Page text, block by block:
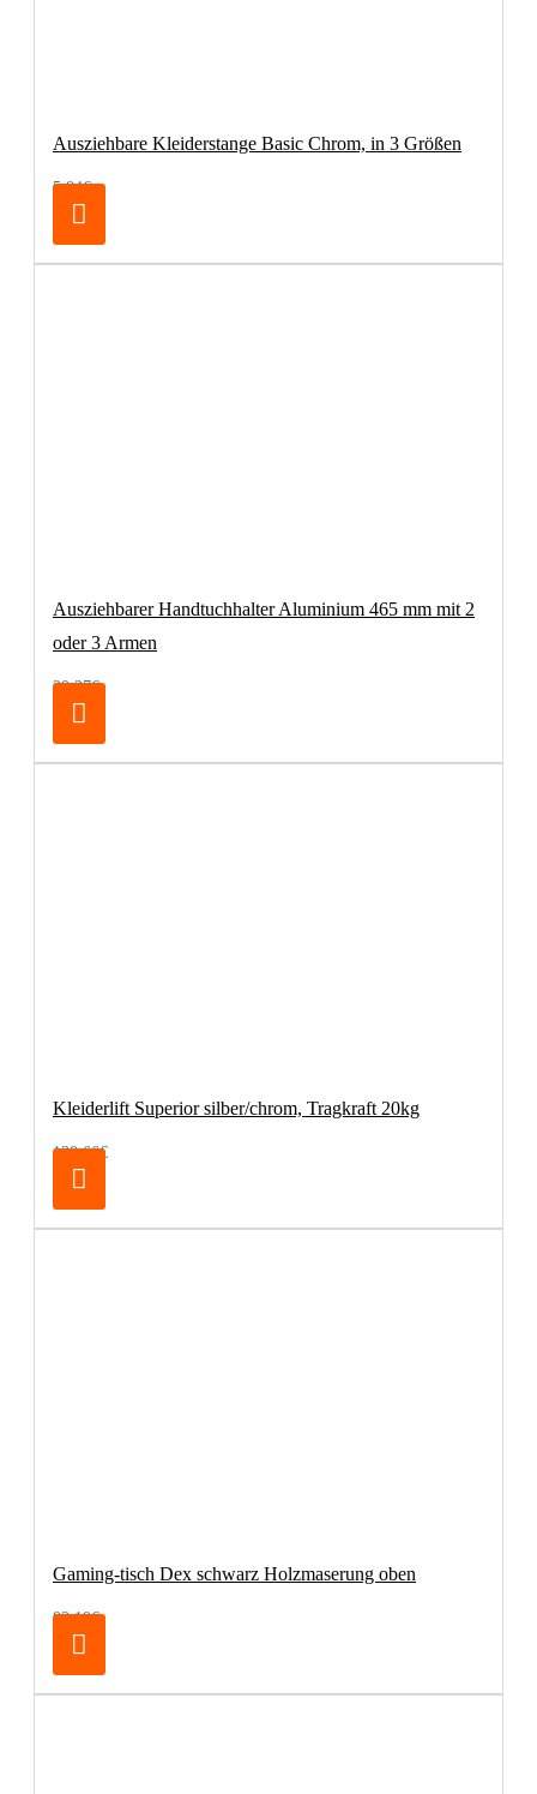
Ausziehbare Kleiderstange Basic Chrom, in 3 Größen
5,84€
Ausziehbarer Handtuchhalter Aluminium 465 mm mit 2
oder 3 Armen
29,37€
Kleiderlift Superior silber/chrom, Tragkraft 20kg
138,66€
Gaming-tisch Dex schwarz Holzmaserung oben
83,19€